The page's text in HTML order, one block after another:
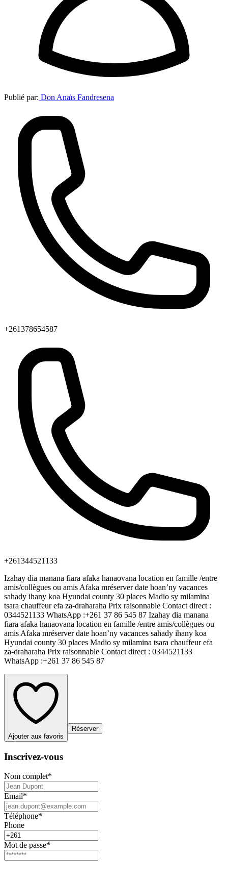
Publié par: Don Anaïs Fandresena
+261378654587
+261344521133
Izahay dia manana fiara afaka hanaovana location en famille /entre
amis/collègues ou amis Afaka mréserver date hoan’ny vacances
sahady ihany koa Hyundai county 30 places Madio sy milamina
tsara chauffeur efa za-draharaha Prix raisonnable Contact direct :
0344521133 WhatsApp :+261 37 86 545 87 Izahay dia manana
fiara afaka hanaovana location en famille /entre amis/collègues ou
amis Afaka mréserver date hoan’ny vacances sahady ihany koa
Hyundai county 30 places Madio sy milamina tsara chauffeur efa
za-draharaha Prix raisonnable Contact direct : 0344521133
WhatsApp :+261 37 86 545 87
Ajouter aux favoris
Réserver
Inscrivez-vous
Nom complet*
Email*
Téléphone*
Phone
Mot de passe*